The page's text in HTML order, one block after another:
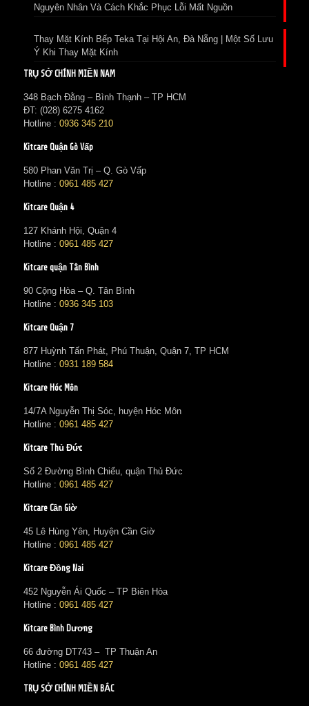
Nguyên Nhân Và Cách Khắc Phục Lỗi Mất Nguồn
Thay Mặt Kính Bếp Teka Tại Hội An, Đà Nẵng | Một Số Lưu
Ý Khi Thay Mặt Kính
TRỤ SỞ CHÍNH MIỀN NAM
348 Bạch Đằng – Bình Thạnh – TP HCM
ĐT: (028) 6275 4162
Hotline : 0936 345 210
Kitcare Quận Gò Vấp
580 Phan Văn Trị – Q. Gò Vấp
Hotline : 0961 485 427
Kitcare Quận 4
127 Khánh Hội, Quận 4
Hotline : 0961 485 427
Kitcare quận Tân Bình
90 Cộng Hòa – Q. Tân Bình
Hotline : 0936 345 103
Kitcare Quận 7
877 Huỳnh Tấn Phát, Phú Thuận, Quận 7, TP HCM
Hotline : 0931 189 584
Kitcare Hóc Môn
14/7A Nguyễn Thị Sóc, huyện Hóc Môn
Hotline : 0961 485 427
Kitcare Thủ Đức
Số 2 Đường Bình Chiểu, quận Thủ Đức
Hotline : 0961 485 427
Kitcare Cần Giờ
45 Lê Hùng Yên, Huyện Cần Giờ
Hotline : 0961 485 427
Kitcare Đồng Nai
452 Nguyễn Ái Quốc – TP Biên Hòa
Hotline : 0961 485 427
Kitcare Bình Dương
66 đường DT743 – TP Thuận An
Hotline : 0961 485 427
TRỤ SỞ CHÍNH MIỀN BẮC